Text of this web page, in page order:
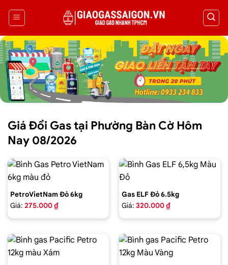
Giá Đổi Gas tại Phường Bàn Cờ Hôm
Nay 08/2026
PetroVietNam Đỏ 6kg
Giá: 275.000 ₫
Gas ELF Đỏ 6.5kg
Giá: 320.000 ₫